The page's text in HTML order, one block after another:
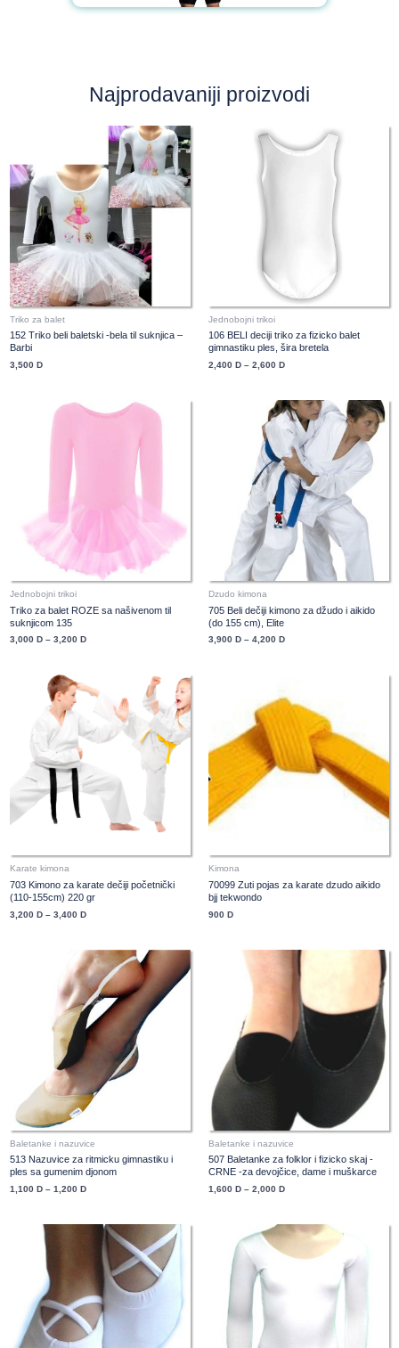
Najprodavaniji proizvodi
Triko za balet
152 Triko beli baletski -bela til suknjica –
Barbi
3,500D
Jednobojni trikoi
106 BELI deciji triko za fizicko balet
gimnastiku ples, šira bretela
2,400 D – 2,600 D
range:
2,400 D
Jednobojni trikoi
Triko za balet ROZE sa našivenom til
suknjicom 135
3,000D – 3,200D
range:
Dzudo kimona
705 Beli dečiji kimono za džudo i aikido
(do 155 cm), Elite
3,900 D – 4,200 D
Price
range:
3,900 D
through
4,200 D
Karate kimona
703 Kimono za karate dečiji početnički
(110-155cm) 220 gr
3,200D – 3,400D
range:
3,200 D
through
Kimona
70099 Zuti pojas za karate dzudo aikido
bjj tekwondo
900 D
Baletanke i nazuvice
513 Nazuvice za ritmicku gimnastiku i
ples sa gumenim djonom
1,100D – 1,200D
Price
range:
1,100 D
through
1,200 D
Baletanke i nazuvice
507 Baletanke za folklor i fizicko skaj -
CRNE -za devojčice, dame i muškarce
1,600 D – 2,000 D
Price
1,600 D
through
2,000 D
Price
2,400 D